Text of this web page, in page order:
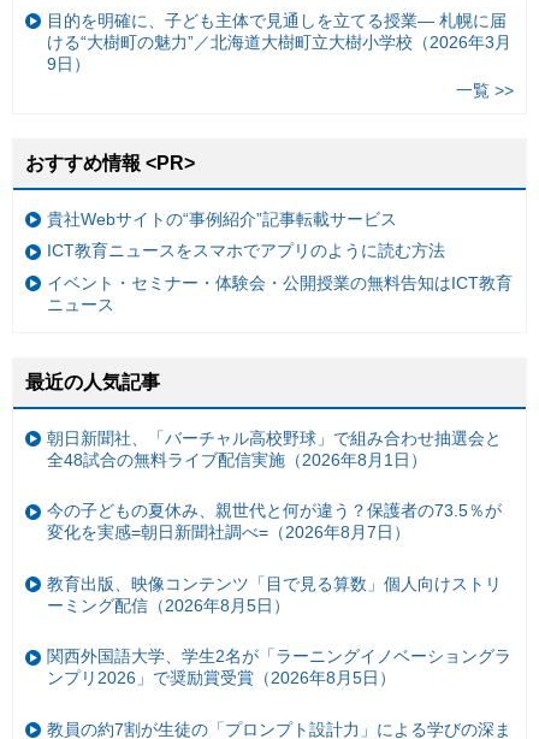
目的を明確に、子ども主体で見通しを立てる授業— 札幌に届
ける“大樹町の魅力”／北海道大樹町立大樹小学校（2026年3月
9日）
一覧 >>
おすすめ情報 <PR>
貴社Webサイトの“事例紹介”記事転載サービス
ICT教育ニュースをスマホでアプリのように読む方法
イベント・セミナー・体験会・公開授業の無料告知はICT教育
ニュース
最近の人気記事
朝日新聞社、「バーチャル高校野球」で組み合わせ抽選会と
全48試合の無料ライブ配信実施（2026年8月1日）
今の子どもの夏休み、親世代と何が違う？保護者の73.5％が
変化を実感=朝日新聞社調べ=（2026年8月7日）
教育出版、映像コンテンツ「目で見る算数」個人向けストリ
ーミング配信（2026年8月5日）
関西外国語大学、学生2名が「ラーニングイノベーショングラ
ンプリ2026」で奨励賞受賞（2026年8月5日）
教員の約7割が生徒の「プロンプト設計力」による学びの深ま